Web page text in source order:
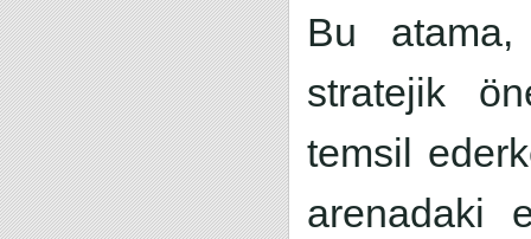
Bu atama,
stratejik
temsil
arenadaki